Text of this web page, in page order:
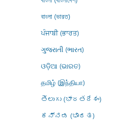
বাংলা (ভারত)
ਪੰਜਾਬੀ (ਭਾਰਤ)
ગુજરાતી (ભારત)
ଓଡ଼ିଆ (ଭାରତ)
தமிழ் (இந்தியா)
తెలుగు (భారతదేశం)
ಕನ್ನಡ (ಭಾರತ)